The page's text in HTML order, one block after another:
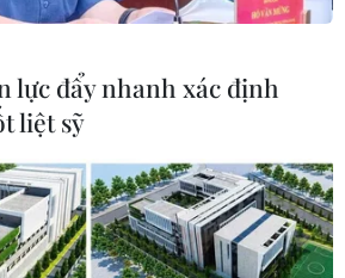
(TTXVN/Vietnam+)
lực đẩy nhanh xác định
liệt sỹ